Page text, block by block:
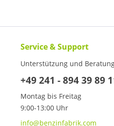
Service & Support
Unterstützung und
+49 241 - 894 39 89
Montag bis Freitag
9:00-13:00 Uhr
info@benzinfabrik.com